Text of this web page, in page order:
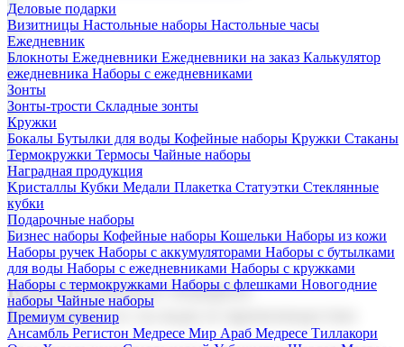
Деловые подарки
Визитницы Настольные наборы Настольные часы
Ежедневник
Блокноты Ежедневники Ежедневники на заказ Калькулятор
ежедневника Наборы с ежедневниками
Зонты
Зонты-трости Складные зонты
Кружки
Бокалы Бутылки для воды Кофейные наборы Кружки Стаканы
Термокружки Термосы Чайные наборы
Наградная продукция
Kристаллы Кубки Медали Плакетка Статуэтки Стеклянные
кубки
Подарочные наборы
Бизнес наборы Кофейные наборы Кошельки Наборы из кожи
Наборы ручек Наборы с аккумуляторами Наборы с бутылками
для воды Наборы с ежедневниками Наборы с кружками
Наборы с термокружками Наборы с флешками Новогодние
наборы Чайные наборы
Премиум сувенир
Ансамбль Регистон Медресе Мир Араб Медресе Тиллакори
Корпоративные подарки
Поставка со склада и производство